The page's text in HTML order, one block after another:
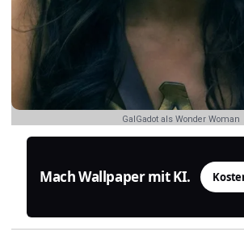
GalGadot als Wonder Woman
Mach Wallpaper mit KI.